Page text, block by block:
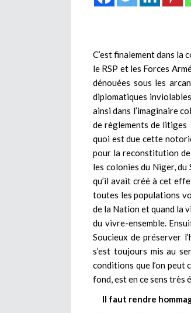
C’est finalement dans la
le RSP et les Forces
dénouées sous les
diplomatiques
ainsi dans l’imaginaire
de règlements de litiges
quoi est due cette
pour la reconstitution
les colonies du Niger,
qu’il avait créé à cet
toutes les populations
de la Nation et quand la
du vivre-ensemble.
Soucieux de préserver
s’est toujours mis au
conditions que l’on peut
fond, est en ce sens très
Il faut rendre